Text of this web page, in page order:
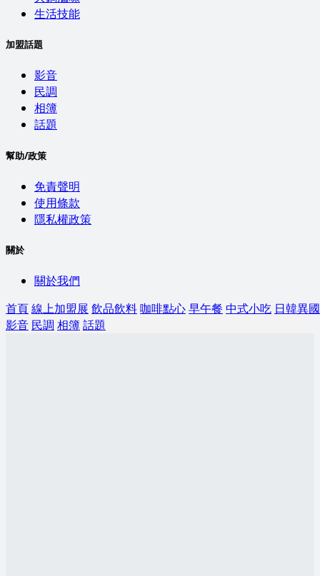
生活技能
加盟話題
影音
民調
相簿
話題
幫助/政策
免責聲明
使用條款
隱私權政策
關於
關於我們
首頁線上加盟展 飲品飲料咖啡點心早午餐 中式小吃 日韓異國
影音 民調 相簿話題